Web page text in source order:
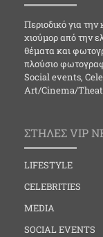
Περιοδικό για
χιούμορ από την
θέματα και
πλούσιο
Social events,
Art/Cinema/
ΣΤΗΛΕΣ VIP
LIFESTYLE
CELEBRITIES
MEDIA
SOCIAL EVENTS